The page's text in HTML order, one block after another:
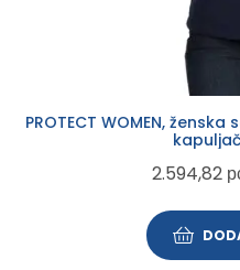
PROTECT WOMEN,
2.594,82